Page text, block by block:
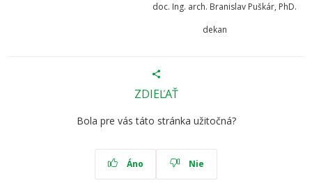
doc. Ing. arch. Branislav Puškár, PhD.
dekan
ZDIEĽAŤ
Bola pre vás táto stránka užitočná?
Áno Nie